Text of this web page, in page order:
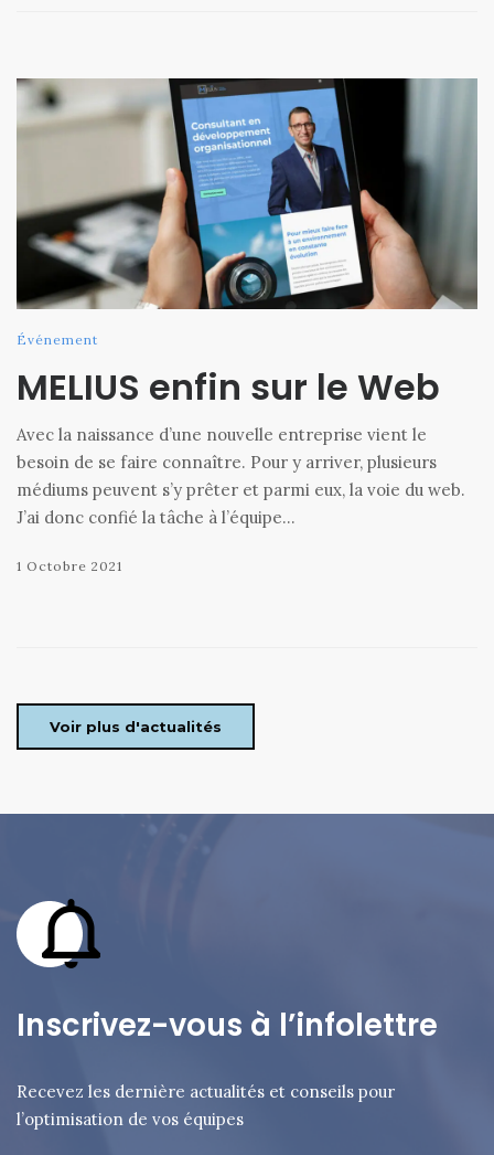
Événement
MELIUS enfin sur le Web
Avec la naissance d’une nouvelle entreprise vient le
besoin de se faire connaître. Pour y arriver, plusieurs
médiums peuvent s’y prêter et parmi eux, la voie du web.
J’ai donc confié la tâche à l’équipe…
1 Octobre 2021
Voir plus d'actualités
Inscrivez-vous à l’infolettre
Recevez les dernière actualités et conseils pour
l’optimisation de vos équipes